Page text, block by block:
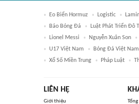
Eo Biển Hormuz Logistic
Báo Bóng Đá
Luật Phát Triển Đô
Lionel Messi
Nguyễn Xuân Son
U17 Việt Nam
Bóng Đá Việt Nam
Xổ Số Miền Trung
Pháp Luật
LIÊN HỆ
Giới thiệu